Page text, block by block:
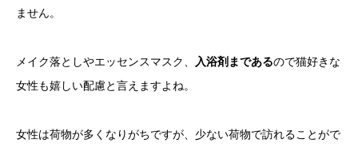
ません。
メイク落としやエッセンスマスク、 入浴剤まであるので猫好きな
女性も嬉しい配慮と言えますよね。
女性は荷物が多くなりがちですが、少ない荷物で訪れることがで